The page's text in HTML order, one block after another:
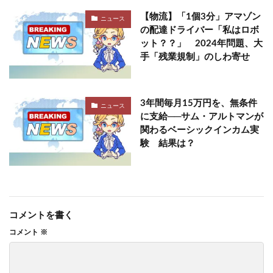
ニュース
【物流】「1個3分」アマゾン
の配達ドライバー「私はロボ
ット？？」 2024年問題、大
手「残業規制」のしわ寄せ
ニュース
3年間毎月15万円を、無条件
に支給──サム・アルトマンが
関わるベーシックインカム実
験 結果は？
コメントを書く
コメント ※